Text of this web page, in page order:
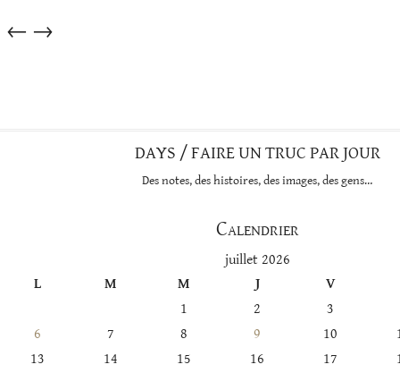
Articles
→
←
DAYS / FAIRE UN TRUC PAR JOUR
Des notes, des histoires, des images, des gens…
Calendrier
juillet 2026
L
M M J
V
1
2
3
6
7 8 9 10
13
14 15 16 17